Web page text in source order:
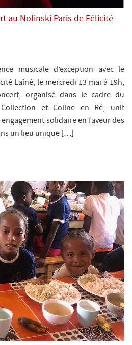
au Nolinski Paris de Félicité
musicale d’exception avec le
Laîné, le mercredi 13 mai à 19h,
organisé dans le cadre du
et Coline en Ré, unit
engagement solidaire en faveur des
un lieu unique […]